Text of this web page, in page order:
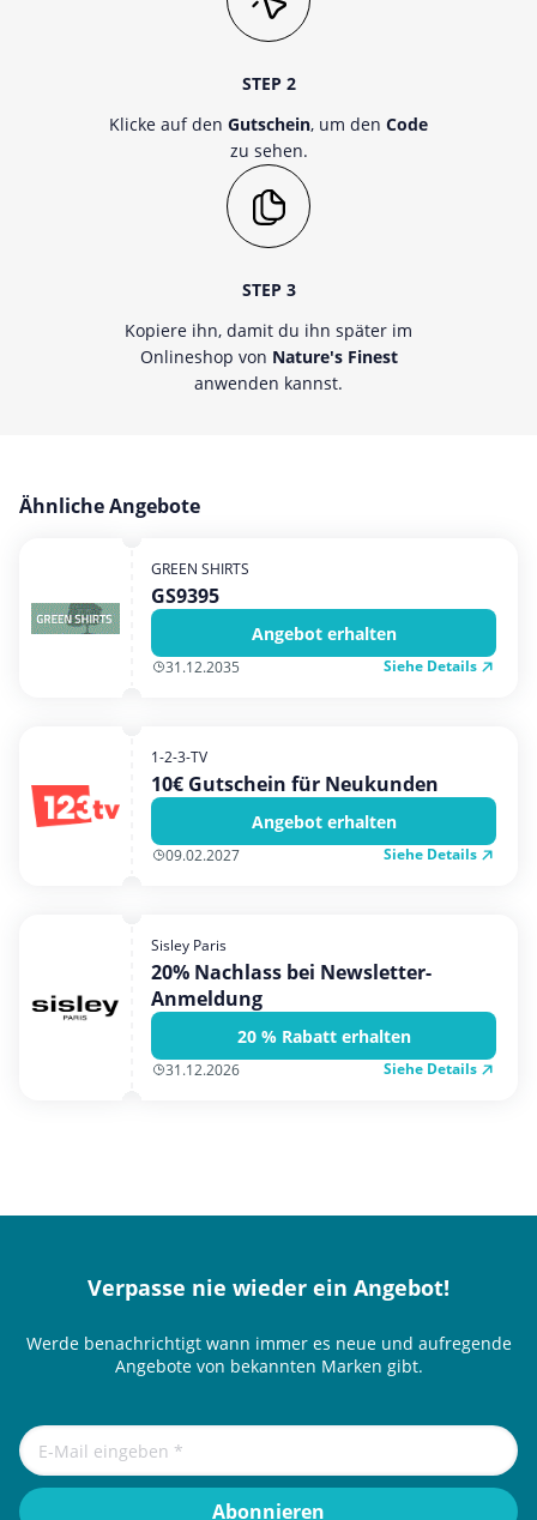
STEP 2
Klicke auf den Gutschein, um den Code
zu sehen.
STEP 3
Kopiere ihn, damit du ihn später im
Onlineshop von Nature's Finest
anwenden kannst.
Ähnliche Angebote
GREEN SHIRTS
GS9395
Angebot erhalten
31.12.2035 Siehe Details
1-2-3-TV
10€ Gutschein für Neukunden
Angebot erhalten
09.02.2027 Siehe Details
Sisley Paris
20% Nachlass bei Newsletter-
Anmeldung
20 % Rabatt erhalten
31.12.2026 Siehe Details
Verpasse nie wieder ein Angebot!
Werde benachrichtigt wann immer es neue und aufregende
Angebote von bekannten Marken gibt.